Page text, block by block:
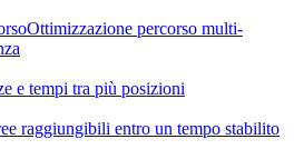
Ottimizzazione percorso multi-
e tempi tra più posizioni
raggiungibili entro un tempo stabilito